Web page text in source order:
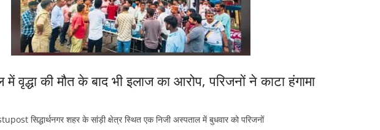
में वृद्धा की मौत के बाद भी इलाज का आरोप, परिजनों ने काटा हंगामा
सिद्धार्थनगर शहर के सांड़ी क्षेत्र स्थित एक निजी अस्पताल में बुधवार को परिजनों